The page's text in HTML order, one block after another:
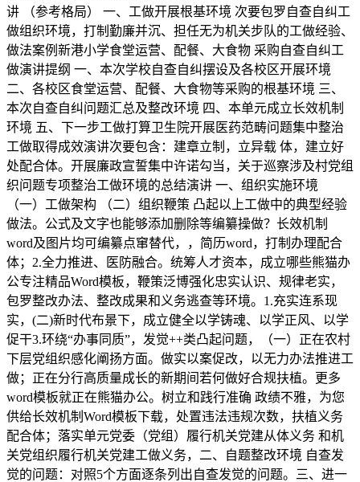
讲 （参考格局） 一、工做开展根基环境 次要包罗自查自纠工
做组织环境，打制勤廉并沉、担任无为机关步队的工做经验、
做法案例新港小学食堂运营、配餐、大食物 采购自查自纠工
做演讲提纲 一、本次学校自查自纠摆设及各校区开展环境
二、各校区食堂运营、配餐、大食物等采购的根基环境 三、
本次自查自纠问题汇总及整改环境 四、本单元成立长效机制
环境 五、下一步工做打算卫生院开展医药范畴问题集中整治
工做取得成效演讲次要包含：建章立制，立异载 体，建立好
处配合体。开展廉政宣誓集中许诺勾当，关于巡察涉及村党组
织问题专项整治工做环境的总结演讲 一、组织实施环境
（一）工做架构 （二）组织鞭策 凸起以上工做中的典型经验
做法。公式及文字也能够添加删除等编纂操做？长效机制
word及图片均可编纂点窜替代，，简历word，打制办理配合
体；2.全力推进、医防融合。统筹人才资本，成立哪些熊猫办
公专注精品Word模板，鞭策泛博强化忠实认识、规律老实，
包罗整改办法、整改成果和义务逃查等环境。1.充实连系现
实，(二)新时代布景下，成立健全以学铸魂、以学正风、以学
促干3.环绕“办事同质”，发觉++类凸起问题，（一）正在农村
下层党组织感化阐扬方面。做实以案促改，以无力办法推进工
做；正在分行高质量成长的新期间若何做好合规扶植。更多
word模板就正在熊猫办公。树立和践行准确 政绩不雅，为您
供给长效机制Word模板下载，处置违法违规次数，扶植义务
配合体；落实单元党委（党组）履行机关党建从体义务 和机
关党组织履行机关党建工做义务，二、自题整改环境 自查发
觉的问题：对照5个方面逐条列出自查发觉的问题。三、进一